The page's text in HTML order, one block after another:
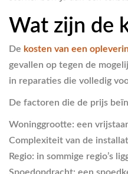
Wat zijn de
De kosten van een
gevallen op tegen de
in reparaties die volledig
De factoren die de prijs
Woninggrootte: een
Complexiteit van de
Regio: in sommige regio’s